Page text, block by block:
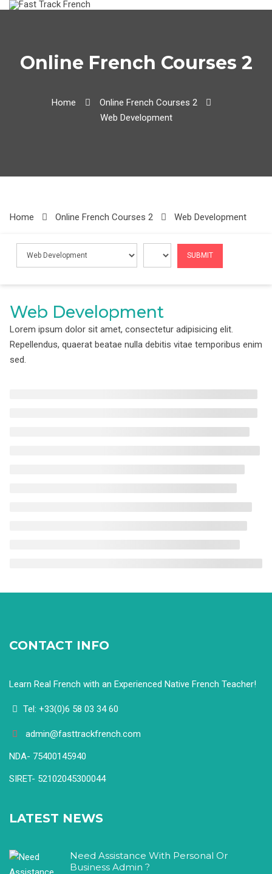
Skip
Online French Courses 2
Home
Online French Courses 2
Web Development
Home Online French Courses 2 Web Development
Web Development
Lorem ipsum dolor sit amet, consectetur adipisicing elit.
Repellendus, quaerat beatae nulla debitis vitae temporibus enim
sed.
CONTACT INFO
Learn Real French with an Experienced Native French Teacher!
Tel: +33(0)6 58 03 34 60
admin@fasttrackfrench.com
NDA- 75400145940
SIRET- 52102045300044
LATEST NEWS
Need Assistance With Personal Or
Business Admin ?